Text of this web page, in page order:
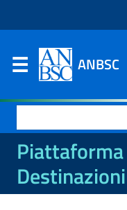
ANBSC
per:
Destinazioni